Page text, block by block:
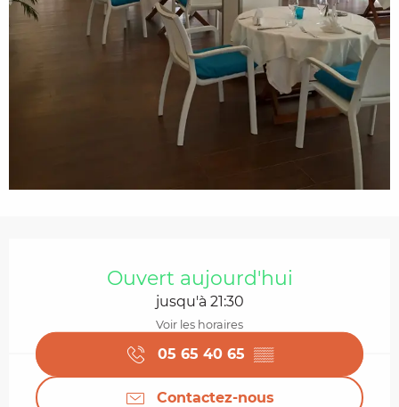
Ouvert aujourd'hui
jusqu'à 21:30
Voir les horaires
05 65 40 65 ▒▒
Contactez-nous